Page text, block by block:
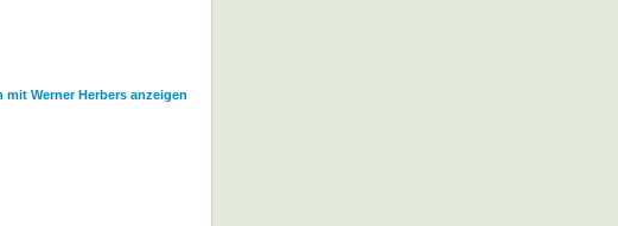
mit Werner Herbers anzeigen